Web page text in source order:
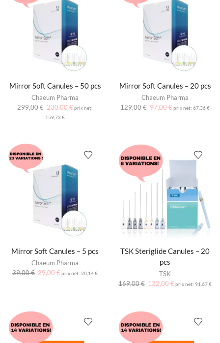
Mirror Soft Canules – 50 pcs
Chaeum Pharma
299,00€ 230,00 € prix net:
159,73€
Mirror Soft Canules – 20 pcs
Chaeum Pharma
129,00€ 97,00 € prix net: 67,36€
Mirror Soft Canules – 5 pcs
Chaeum Pharma
39,00€ 29,00 € prix net: 20,14€
TSK Steriglide Canules – 20
pcs
TSK
169,00€ 132,00 € prix net: 91,67€